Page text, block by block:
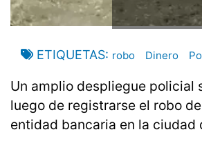
ETIQUETAS robo Dinero
Un amplio despliegue policial
luego de registrarse el robo
entidad bancaria en la ciudad